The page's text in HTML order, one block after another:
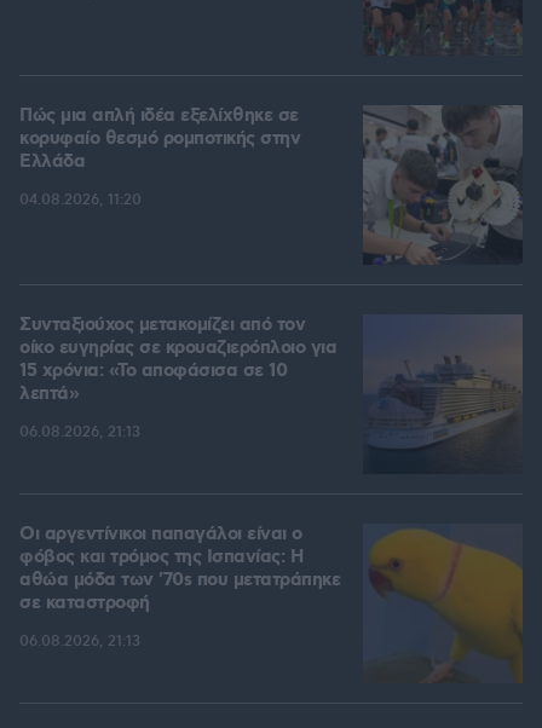
Πώς μια απλή ιδέα εξελίχθηκε σε
κορυφαίο θεσμό ρομποτικής στην
Ελλάδα
04.08.2026, 11:20
Συνταξιούχος μετακομίζει από τον
οίκο ευγηρίας σε κρουαζιερόπλοιο για
15 χρόνια: «Το αποφάσισα σε 10
λεπτά»
06.08.2026, 21:13
Οι αργεντίνικοι παπαγάλοι είναι ο
φόβος και τρόμος της Ισπανίας: Η
αθώα μόδα των '70s που μετατράπηκε
σε καταστροφή
06.08.2026, 21:13